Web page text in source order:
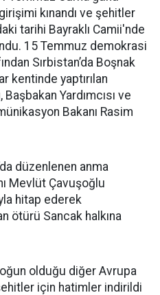
kınandı ve şehitler
tarihi Bayraklı Camii'nde
15 Temmuz demokrasi
Sırbistan’da Boşnak
kentinde yaptırılan
Başbakan Yardımcısı ve
Bakanı Rasim
düzenlenen anma
Mevlüt Çavuşoğlu
hitap ederek
ötürü Sancak halkına
olduğu diğer Avrupa
için hatimler indirildi